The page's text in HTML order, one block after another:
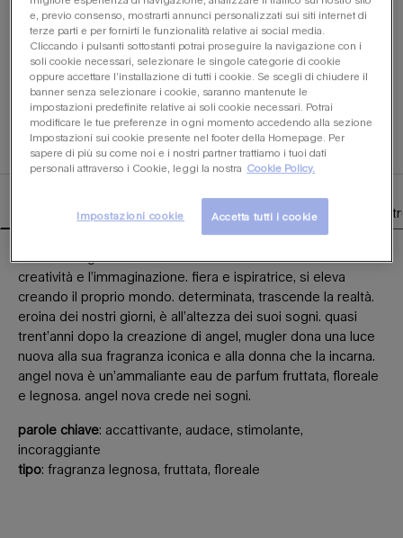
30 mlselezionata
, 4 di 6 50 mlselezionata
, 5 di 6 100 ml
, 6 di 6
Where to buy angel nova eau de parfum fruitée
dove acquistare
descrizione profilo olfattivo il flacone pilastro
creatività e l’immaginazione. fiera e ispiratrice, si eleva
creando il proprio mondo. determinata, trascende la realtà.
eroina dei nostri giorni, è all’altezza dei suoi sogni. quasi
trent’anni dopo la creazione di angel, mugler dona una luce
nuova alla sua fragranza iconica e alla donna che la incarna.
angel nova è un’ammaliante eau de parfum fruttata, floreale
e legnosa. angel nova crede nei sogni.
parole chiave: accattivante, audace, stimolante,
incoraggiante
tipo: fragranza legnosa, fruttata, floreale
e, previo consenso, mostrarti annunci personalizzati sui siti internet di
terze parti e per fornirti le funzionalità relative ai social media.
Cliccando i pulsanti sottostanti potrai proseguire la navigazione con i
soli cookie necessari, selezionare le singole categorie di cookie
oppure accettare l’installazione di tutti i cookie. Se scegli di chiudere il
banner senza selezionare i cookie, saranno mantenute le
impostazioni predefinite relative ai soli cookie necessari. Potrai
modificare le tue preferenze in ogni momento accedendo alla sezione
Impostazioni sui cookie presente nel footer della Homepage. Per
sapere di più su come noi e i nostri partner trattiamo i tuoi dati
personali attraverso i Cookie, leggi la nostra Cookie Policy.
Impostazioni cookie Accetta tutti i cookie